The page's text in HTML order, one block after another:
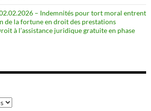
– Indemnités pour tort moral entrent
de la fortune en droit des prestations
à l’assistance juridique gratuite en phase